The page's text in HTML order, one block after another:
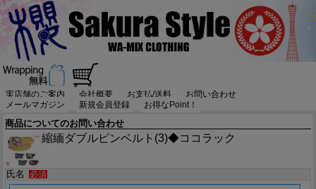
実店舗のご案内 会社概要 お支払/送料
お問い合わせ
メールマガジン
新規会員登録 お得なPoint！
商品についてのお問い合わせ
縮緬ダブルピンベルト(3)◆ココラック
氏名 必須